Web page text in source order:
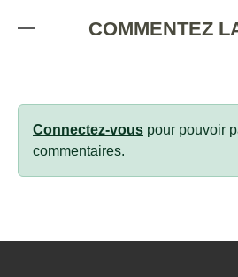
COMMENTEZ
Connectez-vous pour pouvoir
commentaires.